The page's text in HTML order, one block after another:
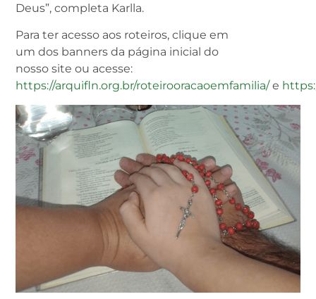
Deus”, completa Karlla.
Para ter acesso aos roteiros, clique em
um dos banners da página inicial do
nosso site ou acesse:
https://arquifln.org.br/roteirooracaoemfamilia/e